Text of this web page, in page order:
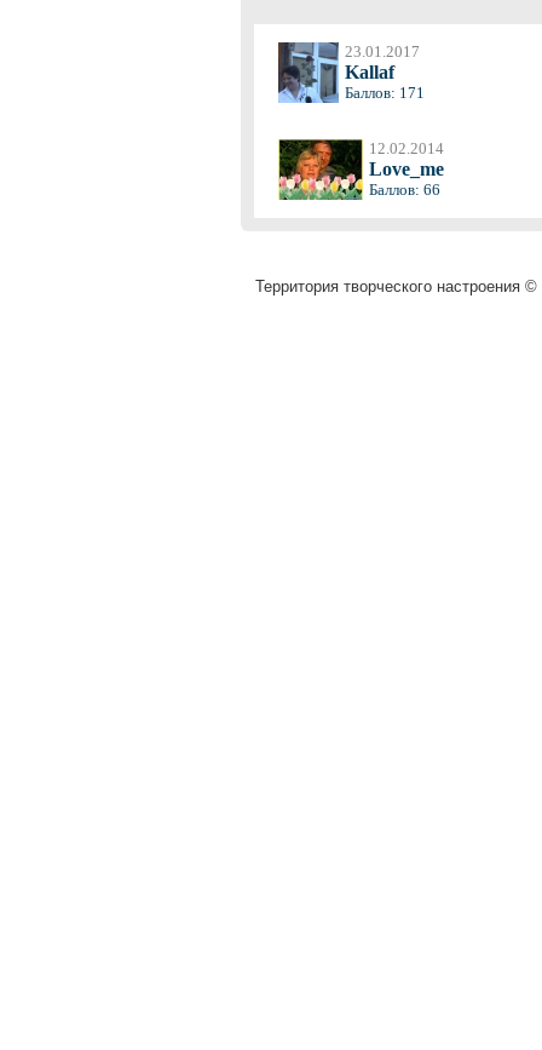
23.01.2017
Kallaf
Баллов: 171
12.02.2014
Love_me
Баллов: 66
Территория творческого настроения